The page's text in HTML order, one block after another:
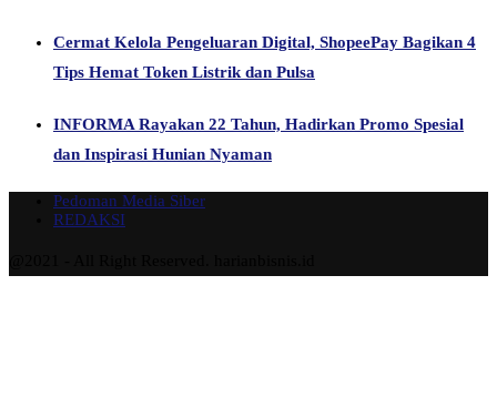
Cermat Kelola Pengeluaran Digital, ShopeePay Bagikan 4
Tips Hemat Token Listrik dan Pulsa
INFORMA Rayakan 22 Tahun, Hadirkan Promo Spesial
dan Inspirasi Hunian Nyaman
Pedoman Media Siber
REDAKSI